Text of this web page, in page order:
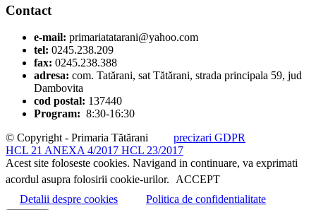
Contact
e-mail: primariatatarani@yahoo.com
tel: 0245.238.209
fax: 0245.238.388
adresa: com. Tatărani, sat Tătărani, strada principala 59, jud
Dambovita
cod postal: 137440
Program: 8:30-16:30
© Copyright - Primaria Tătărani precizari GDPR
HCL 21 ANEXA 4/2017 HCL 23/2017
Acest site foloseste cookies. Navigand in continuare, va exprimati
acordul asupra folosirii cookie-urilor. ACCEPT
Detalii despre cookies
Politica de confidentialitate